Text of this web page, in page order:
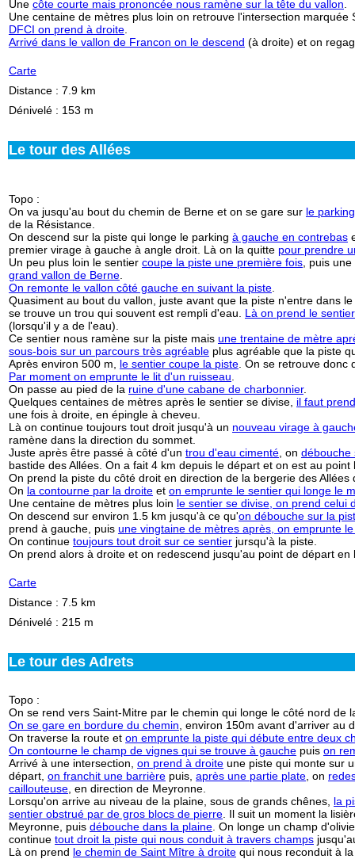
Une côte courte mais prononcée nous ramène sur la tête du vallon
Une centaine de mètres plus loin on retrouve l'intersection marquée
DFCI on prend à droite
Arrivé dans le vallon de Francon on le descend (à droite) et on
Carte
Distance : 7.9 km
Dénivelé : 153 m
Le tour des Allées
Topo :
On va jusqu'au bout du chemin de Berne et on se gare sur le
de la Résistance.
On descend sur la piste qui longe le parking à gauche en contrebas
premier virage à gauche à angle droit. Là on la quitte pour prendre
Un peu plus loin le sentier coupe la piste une première fois , puis une
grand vallon de Berne
On remonte le vallon côté gauche en suivant la piste
Quasiment au bout du vallon, juste avant que la piste n'entre dans
se trouve un trou qui souvent est rempli d'eau. Là on prend le
(lorsqu'il y a de l'eau).
Ce sentier nous ramène sur la piste mais une trentaine de mètre
sous-bois sur un parcours très agréable plus agréable que la piste
Après environ 500 m, le sentier coupe la piste . On se retrouve
Par moment on emprunte le lit d'un ruisseau
On passe au pied de la ruine d'une cabane de charbonnier.
Quelques centaines de mètres après le sentier se divise, il faut
une fois à droite, en épingle à cheveu.
Là on continue toujours tout droit jusqu'à un nouveau virage à
ramène dans la direction du sommet.
Juste après être passé à côté d'un trou d'eau cimenté , on débouche
bastide des Allées. On a fait 4 km depuis le départ et on est au
On prend la piste du côté droit en direction de la bergerie des
On la contourne par la droite et on emprunte le sentier qui longe le
Une centaine de mètres plus loin le sentier se divise, on prend celui
On descend sur environ 1.5 km jusqu'à ce qu'on débouche sur la
prend à gauche, puis une vingtaine de mètres après, on emprunte
On continue toujours tout droit sur ce sentier jursqu'à la piste.
On prend alors à droite et on redescend jusqu'au point de départ
Carte
Distance : 7.5 km
Dénivelé : 215 m
Le tour des Adrets
Topo :
On se rend vers Saint-Mitre par le chemin qui longe le côté nord de
On se gare en bordure du chemin , environ 150m avant d'arriver au
On traverse la route et on emprunte la piste qui débute entre deux
On contourne le champ de vignes qui se trouve à gauche puis on
Arrivé à une intersection, on prend à droite une piste qui monte sur
départ, on franchit une barrière puis, après une partie plate , on
caillouteuse , en direction de Meyronne.
Lorsqu'on arrive au niveau de la plaine, sous de grands chênes, la
sentier obstrué par de gros blocs de pierre . Il suit un moment la
Meyronne, puis débouche dans la plaine . On longe un champ
continue tout droit la piste qui nous conduit à travers champs
Là on prend le chemin de Saint Mître à droite qui nous reconduit à